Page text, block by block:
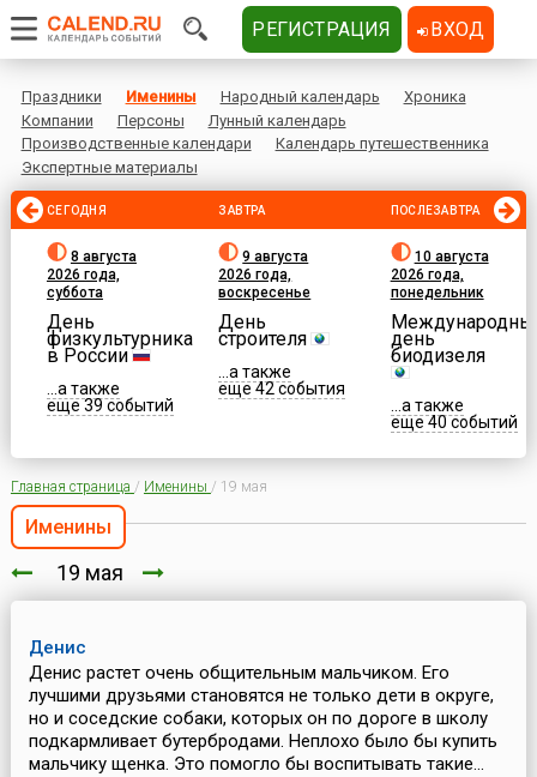
Праздники Именины Народный календарь
Хроника
Компании
Персоны
Лунный календарь
Производственные календари
Календарь путешественника
Экспертные материалы
СЕГОДНЯ
8 августа
2026 года,
суббота
День
физкультурника
в России
...а также
еще 39 событий
ЗАВТРА
9 августа
2026 года,
воскресенье
День
строителя
...а также
еще 42 события
ПОСЛЕЗАВТРА
10 августа
2026 года,
понедельник
день
биодизеля
...а также
еще 40 событий
Главная страница / Именины / 19 мая
Именины
19 мая
Денис
Денис растет очень общительным мальчиком. Его
лучшими друзьями становятся не только дети в округе,
но и соседские собаки, которых он по дороге в школу
подкармливает бутербродами. Неплохо было бы купить
мальчику щенка. Это помогло бы воспитывать такие...
РЕГИСТРАЦИЯ ВХОД